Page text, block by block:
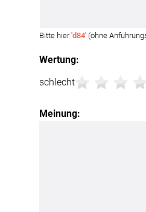
Wertung:
schlecht
Meinung:
Bitte hier 'd84' (ohne